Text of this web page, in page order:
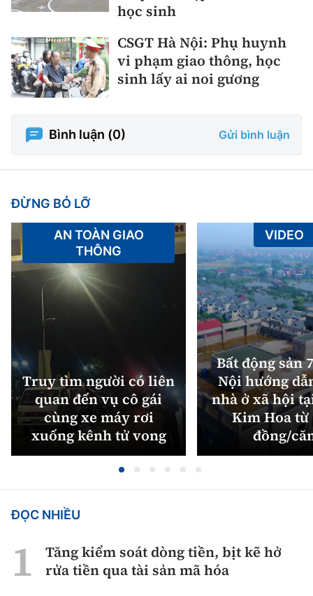
học sinh
CSGT Hà Nội: Phụ huynh
vi phạm giao thông, học
sinh lấy ai noi gương
Bình luận (0) Gửi bình luận
ĐỪNG BỎ LỠ
Truy tìm người có liên
quan đến vụ cô gái
cùng xe máy rơi
xuống kênh tử vong
AN TOÀN GIAO
THÔNG
Bất động sản
Nội hướng
nhà ở xã hội
Kim Hoa từ
đồng/
VIDEO
ĐỌC NHIỀU
Tăng kiểm soát dòng tiền, bịt kẽ hở
rửa tiền qua tài sản mã hóa